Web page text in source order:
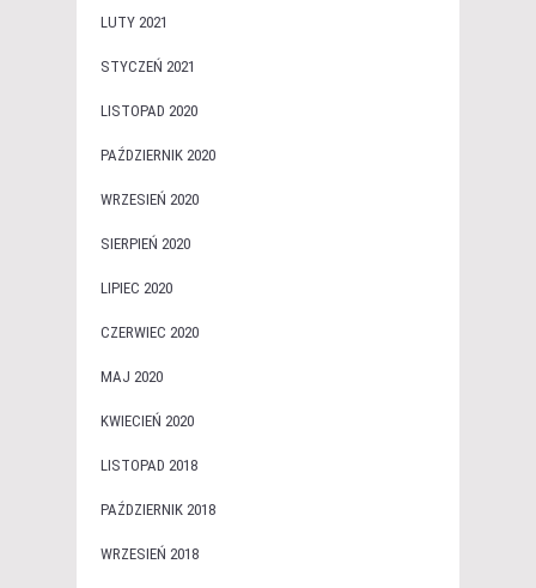
LUTY 2021
STYCZEŃ 2021
LISTOPAD 2020
PAŹDZIERNIK 2020
WRZESIEŃ 2020
SIERPIEŃ 2020
LIPIEC 2020
CZERWIEC 2020
MAJ 2020
KWIECIEŃ 2020
LISTOPAD 2018
PAŹDZIERNIK 2018
WRZESIEŃ 2018